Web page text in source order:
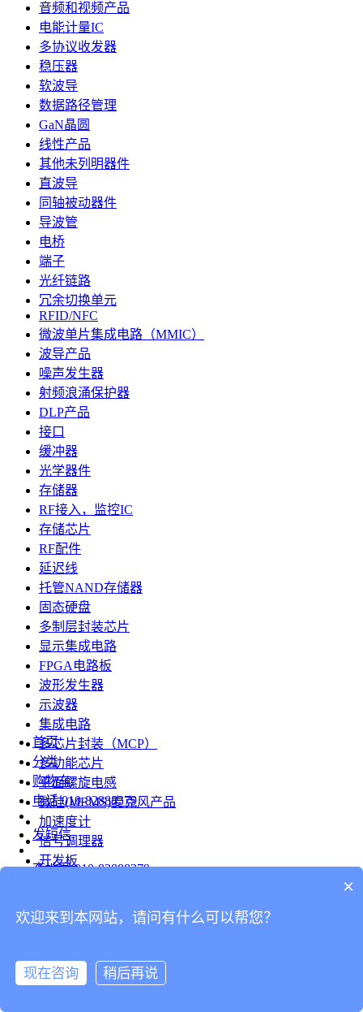
音频和视频产品
电能计量IC
多协议收发器
稳压器
软波导
数据路径管理
GaN晶圆
线性产品
其他未列明器件
直波导
同轴被动器件
导波管
电桥
端子
光纤链路
冗余切换单元
RFID/NFC
微波单片集成电路（MMIC）
波导产品
噪声发生器
射频浪涌保护器
DLP产品
接口
缓冲器
光学器件
存储器
RF接入，监控IC
存储芯片
RF配件
延迟线
托管NAND存储器
固态硬盘
多制层封装芯片
显示集成电路
FPGA电路板
波形发生器
示波器
集成电路
多芯片封装（MCP）
多功能芯片
平面螺旋电感
微硅(MEMS)麦克风产品
加速度计
信号调理器
开发板
台式仪表
连接器
首页
分类
购物车
电话 010-82888379
发短信
查地图 010-82888379
分享
×
欢迎来到本网站，请问有什么可以帮您？
现在咨询 稍后再说